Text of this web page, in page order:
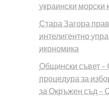
украински морски
Стара Загора
интелигентно
икономика
Общински съвет –
процедура за
за Окръжен съд –